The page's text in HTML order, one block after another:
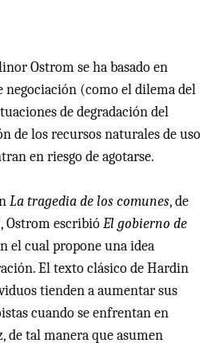
Ostrom se ha basado en
negociación (como el dilema del
de degradación del
de los recursos naturales de uso
en riesgo de agotarse.
La tragedia de los comunes, de
Ostrom escribióEl gobierno de
el cual propone una idea
El texto clásico de Hardin
tienden a aumentar sus
cuando se enfrentan en
de tal manera que asumen